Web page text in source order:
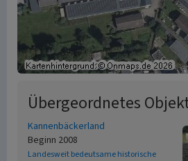
Übergeordnetes
Kannenbäckerland
Beginn 2008
Landesweit bedeutsame historische